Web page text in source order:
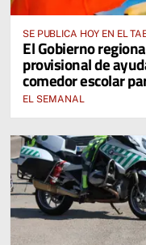
SE PUBLICA HOY EN EL
ELECTRÓNICA DE LA
EDUCACIÓN DE
El Gobierno
provisional de
comedor escolar
EL SEMANAL